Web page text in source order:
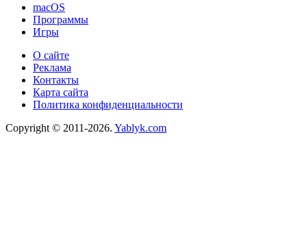
macOS
Программы
Игры
О сайте
Реклама
Контакты
Карта сайта
Политика конфиденциальности
Copyright © 2011-2026. Yablyk.сom